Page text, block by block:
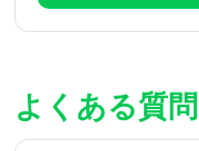
よくある質問